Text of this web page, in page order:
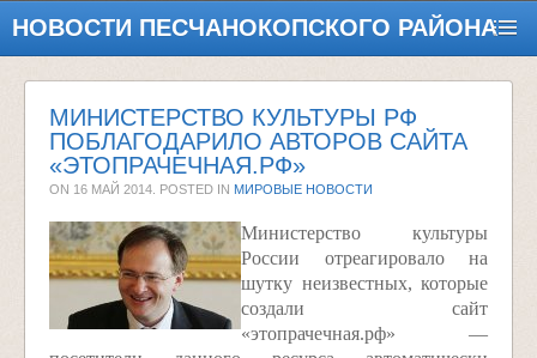
НОВОСТИ ПЕСЧАНОКОПСКОГО РАЙОНА
МИНИСТЕРСТВО КУЛЬТУРЫ РФ
ПОБЛАГОДАРИЛО АВТОРОВ САЙТА
«ЭТОПРАЧЕЧНАЯ.РФ»
ON 16 МАЙ 2014 . POSTED IN МИРОВЫЕ НОВОСТИ
Министерство культуры
России отреагировало на
шутку неизвестных, которые
создали сайт
«этопрачечная.рф» —